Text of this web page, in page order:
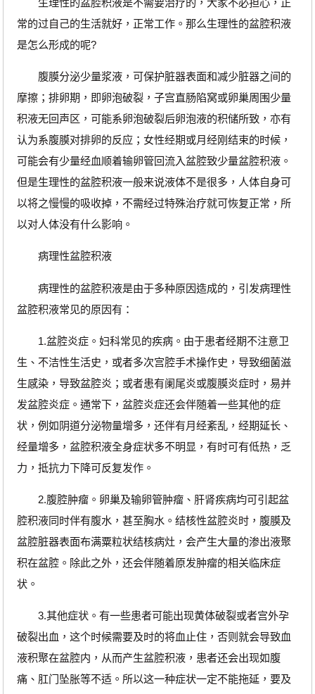
生理性的盆腔积液是不需要治疗的，大家不必担心，正
常的过自己的生活就好，正常工作。那么生理性的盆腔积液
是怎么形成的呢?
腹膜分泌少量浆液，可保护脏器表面和减少脏器之间的
摩擦；排卵期，即卵泡破裂，子宫直肠陷窝或卵巢周围少量
积液无回声区，可能系卵泡破裂后卵泡液的积储所致，亦有
认为系腹膜对排卵的反应；女性经期或月经刚结束的时候，
可能会有少量经血顺着输卵管回流入盆腔致少量盆腔积液。
但是生理性的盆腔积液一般来说液体不是很多，人体自身可
以将之慢慢的吸收掉，不需经过特殊治疗就可恢复正常，所
以对人体没有什么影响。
病理性盆腔积液
病理性的盆腔积液是由于多种原因造成的，引发病理性
盆腔积液常见的原因有：
1.盆腔炎症。妇科常见的疾病。由于患者经期不注意卫
生、不洁性生活史，或者多次宫腔手术操作史，导致细菌滋
生感染，导致盆腔炎；或者患有阑尾炎或腹膜炎症时，易并
发盆腔炎症。通常下，盆腔炎症还会伴随着一些其他的症
状，例如阴道分泌物量增多，还伴有月经紊乱，经期延长、
经量增多，盆腔积液全身症状多不明显，有时可有低热，乏
力，抵抗力下降可反复发作。
2.腹腔肿瘤。卵巢及输卵管肿瘤、肝肾疾病均可引起盆
腔积液同时伴有腹水，甚至胸水。结核性盆腔炎时，腹膜及
盆腔脏器表面布满粟粒状结核病灶，会产生大量的渗出液聚
积在盆腔。除此之外，还会伴随着原发肿瘤的相关临床症
状。
3.其他症状。有一些患者可能出现黄体破裂或者宫外孕
破裂出血，这个时候需要及时的将血止住，否则就会导致血
液积聚在盆腔内，从而产生盆腔积液，患者还会出现如腹
痛、肛门坠胀等不适。所以这一种症状一定不能拖延，要及